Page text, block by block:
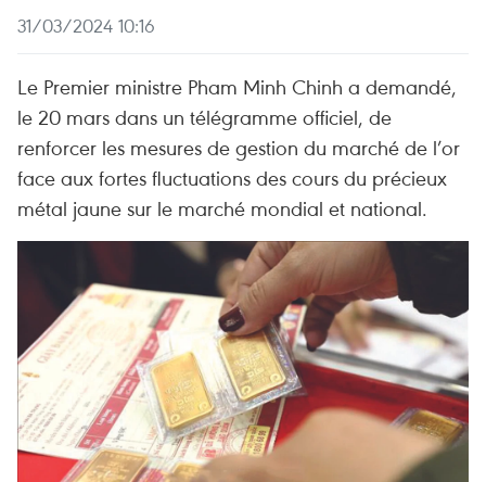
31/03/2024 10:16
Le Premier ministre Pham Minh Chinh a demandé,
le 20 mars dans un télégramme officiel, de
renforcer les mesures de gestion du marché de l’or
face aux fortes fluctuations des cours du précieux
métal jaune sur le marché mondial et national.